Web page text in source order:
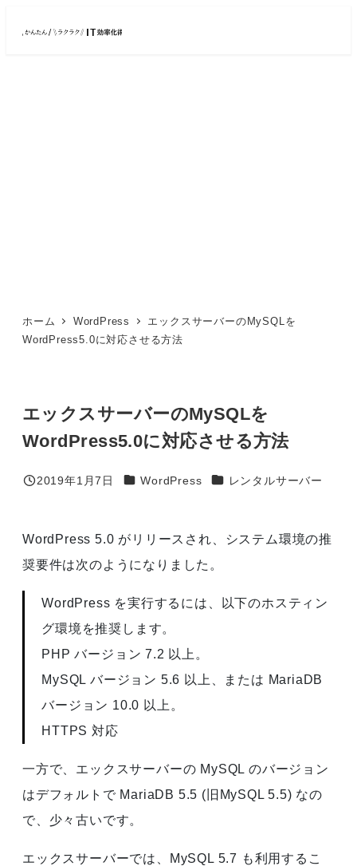
ホーム WordPress
エックスサーバーのMySQLを
WordPress5.0に対応させる方法
エックスサーバーのMySQLを
WordPress5.0に対応させる方法
投稿日
2019年1月7日 カテゴリー
WordPress カテゴリー
レンタルサーバー
WordPress 5.0 がリリースされ、システム環境の推
奨要件は次のようになりました。
WordPress を実行するには、以下のホスティン
グ環境を推奨します。
PHP バージョン 7.2 以上。
MySQL バージョン 5.6 以上、または MariaDB
バージョン 10.0 以上。
HTTPS 対応
一方で、エックスサーバーの MySQL のバージョン
はデフォルトで MariaDB 5.5 (旧MySQL 5.5) なの
で、少々古いです。
エックスサーバーでは、MySQL 5.7 も利用するこ